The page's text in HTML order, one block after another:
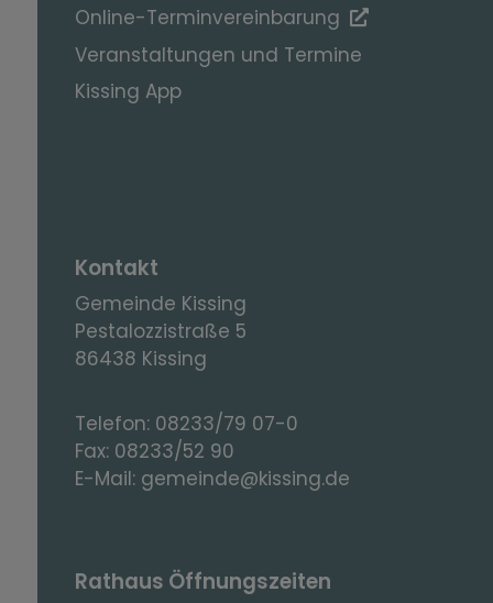
Online-Terminvereinbarung
Veranstaltungen und Termine
Kissing App
Kontakt
Gemeinde Kissing
Pestalozzistraße 5
86438 Kissing
Telefon: 08233/79 07-0
Fax: 08233/52 90
E-Mail: gemeinde@kissing.de
Rathaus Öffnungszeiten